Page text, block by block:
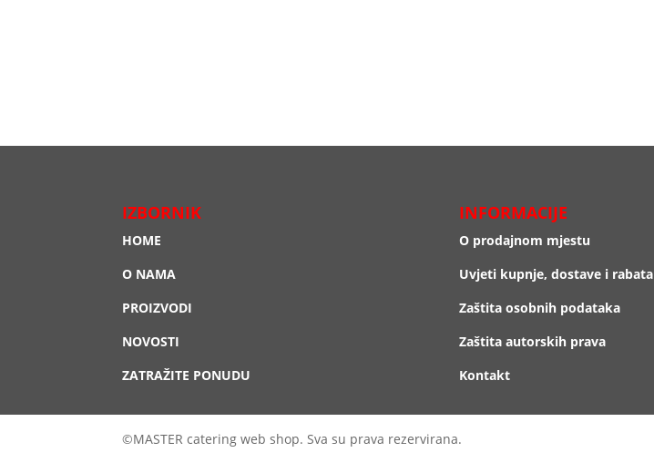
IZBORNIK
HOME
O NAMA
PROIZVODI
NOVOSTI
ZATRAŽITE PONUDU
INFORMACIJE
O prodajnom mjestu
Uvjeti kupnje, dostave i rabata
Zaštita osobnih podataka
Zaštita autorskih prava
Kontakt
©MASTER catering web shop. Sva su prava rezervirana.